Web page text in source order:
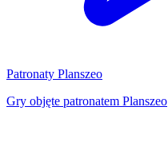
Patronaty Planszeo
Gry objęte patronatem Planszeo